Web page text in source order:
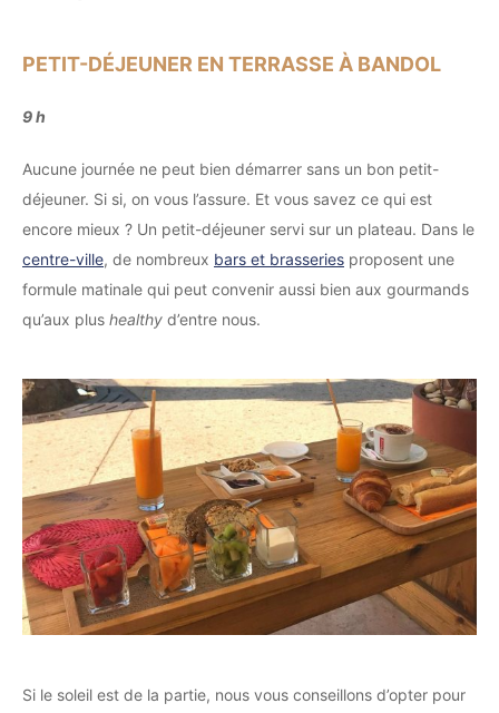
PETIT-DÉJEUNER EN TERRASSE À BANDOL
9 h
Aucune journée ne peut bien démarrer sans un bon petit-
déjeuner. Si si, on vous l’assure. Et vous savez ce qui est
encore mieux ? Un petit-déjeuner servi sur un plateau. Dans le
centre-ville, de nombreux bars et brasseries proposent une
formule matinale qui peut convenir aussi bien aux gourmands
qu’aux plus healthy d’entre nous.
Si le soleil est de la partie, nous vous conseillons d’opter pour